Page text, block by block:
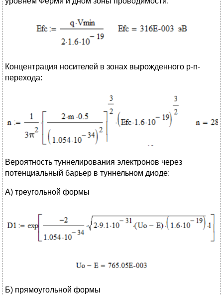
Концентрация носителей в зонах вырожденного p-n-
перехода:
Вероятность туннелирования электронов через
потенциальный барьер в туннельном диоде:
А) треугольной формы
Б) прямоугольной формы